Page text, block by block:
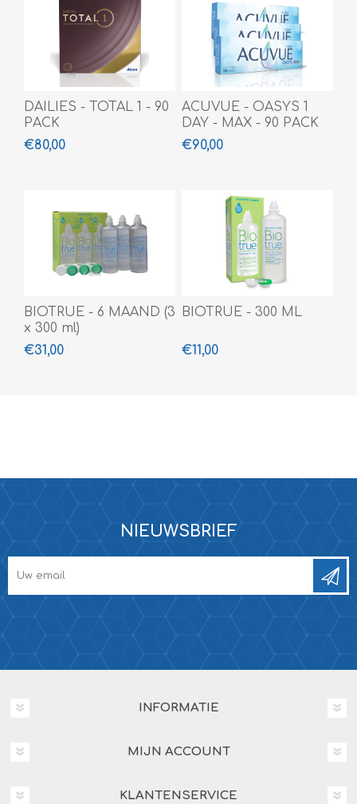
DAILIES - TOTAL 1 - 90
PACK
€80,00
ACUVUE - OASYS 1
DAY - MAX - 90 PACK
€90,00
BIOTRUE - 6 MAAND (3
x 300 ml)
€31,00
BIOTRUE - 300 ML
€11,00
NIEUWSBRIEF
INFORMATIE
MIJN ACCOUNT
KLANTENSERVICE